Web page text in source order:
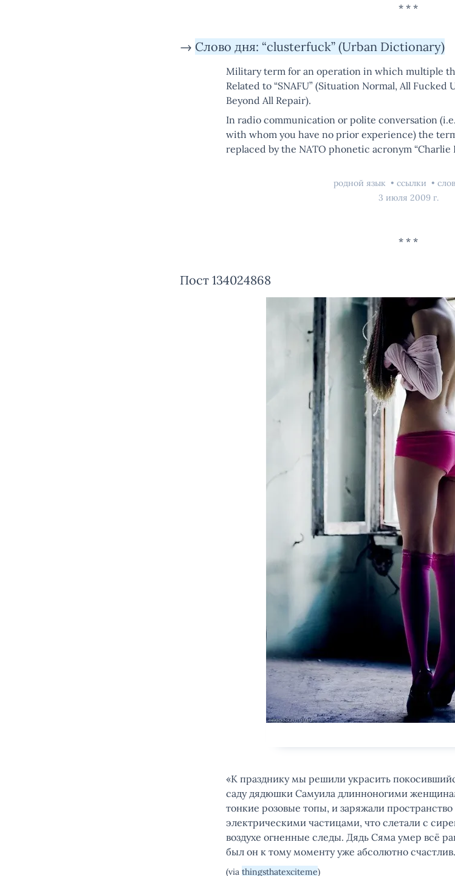
→ Слово дня: “clusterfuck” (Urban Dictionary)
Military term for an operation in which multiple
Related to “SNAFU” (Situation Normal, All Fucked
Beyond All Repair).
In radio communication or polite conversation
with whom you have no prior experience) the
replaced by the NATO phonetic acronym “Charlie
родной язык ссылки
3 июля 2009 г.
Пост 134024868
«К празднику мы решили украсить
саду дядюшки Самуила длинноногими
тонкие розовые топы, и заряжали
электрическими частицами, что слетали с
воздухе огненные следы. Дядь Сяма умер всё
был он к тому моменту уже абсолютно
(via thingsthatexciteme)